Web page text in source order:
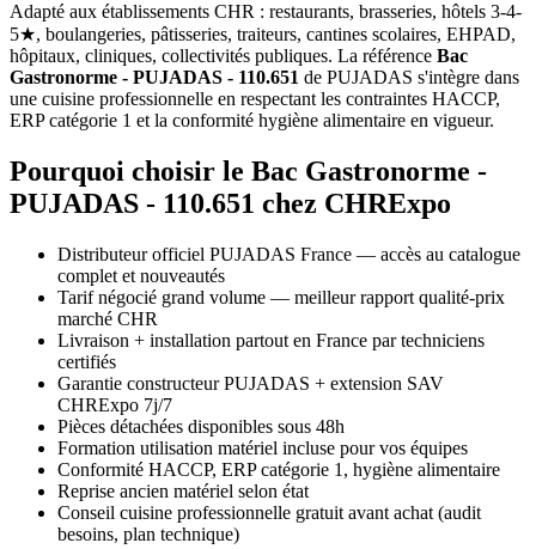
Adapté aux établissements CHR : restaurants, brasseries, hôtels 3-4-
5★, boulangeries, pâtisseries, traiteurs, cantines scolaires, EHPAD,
hôpitaux, cliniques, collectivités publiques. La référence Bac
Gastronorme - PUJADAS - 110.651 de PUJADAS s'intègre dans
une cuisine professionnelle en respectant les contraintes HACCP,
ERP catégorie 1 et la conformité hygiène alimentaire en vigueur.
Pourquoi choisir le Bac Gastronorme -
PUJADAS - 110.651 chez CHRExpo
Distributeur officiel PUJADAS France — accès au catalogue
complet et nouveautés
Tarif négocié grand volume — meilleur rapport qualité-prix
marché CHR
Livraison + installation partout en France par techniciens
certifiés
Garantie constructeur PUJADAS + extension SAV
CHRExpo 7j/7
Pièces détachées disponibles sous 48h
Formation utilisation matériel incluse pour vos équipes
Conformité HACCP, ERP catégorie 1, hygiène alimentaire
Reprise ancien matériel selon état
Conseil cuisine professionnelle gratuit avant achat (audit
besoins, plan technique)